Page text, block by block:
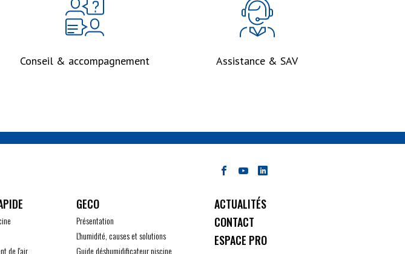
Conseil & accompagnement Assistance & SAV
de l'air
GECO
Présentation
L'humidité, causes et solutions
Guide déshumidificateur piscine
ACTUALITÉS
CONTACT
ESPACE PRO